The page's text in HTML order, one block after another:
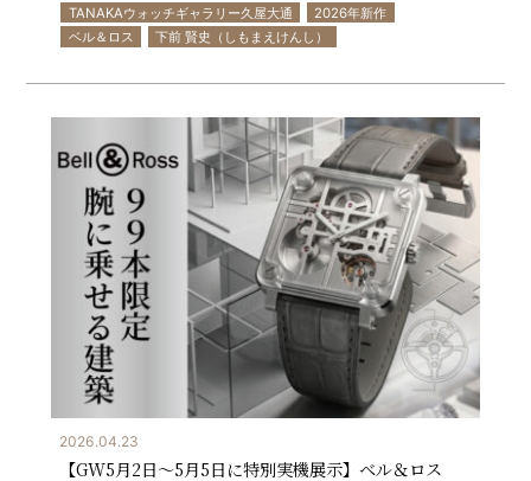
TANAKAウォッチギャラリー久屋大通
2026年新作
ベル＆ロス
下前 賢史（しもまえけんし）
2026.04.23
【GW5月2日～5月5日に特別実機展示】ベル＆ロス